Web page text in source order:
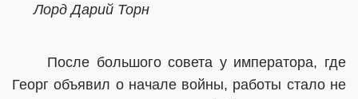
Лорд Дарий Торн
После большого совета у императора, где
Георг объявил о начале войны, работы стало не